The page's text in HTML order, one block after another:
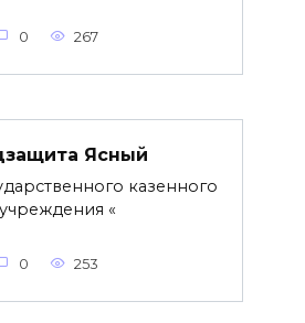
0 267
Ясный
казенного
учреждения «
0 253